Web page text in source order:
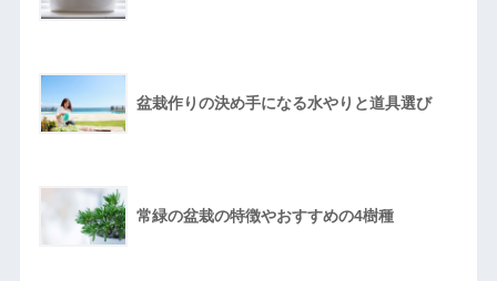
盆栽作りの決め手になる水やりと道具選び
常緑の盆栽の特徴やおすすめの4樹種